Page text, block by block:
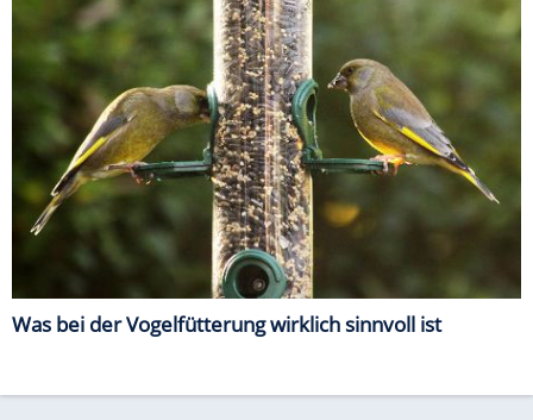
Was bei der Vogelfütterung wirklich sinnvoll ist